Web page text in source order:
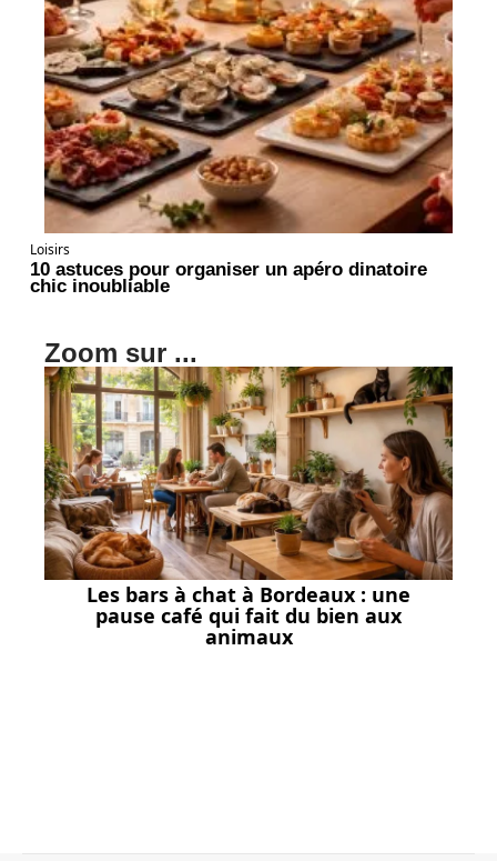
Loisirs
10 astuces pour organiser un apéro dinatoire
chic inoubliable
Zoom sur ...
Les bars à chat à Bordeaux : une
pause café qui fait du bien aux
animaux